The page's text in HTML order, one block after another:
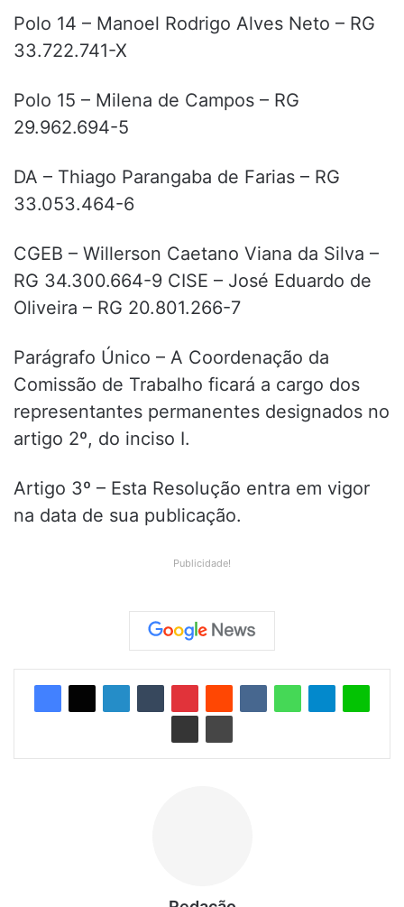
Polo 14 – Manoel Rodrigo Alves Neto – RG
33.722.741-X
Polo 15 – Milena de Campos – RG
29.962.694-5
DA – Thiago Parangaba de Farias – RG
33.053.464-6
CGEB – Willerson Caetano Viana da Silva –
RG 34.300.664-9 CISE – José Eduardo de
Oliveira – RG 20.801.266-7
Parágrafo Único – A Coordenação da
Comissão de Trabalho ficará a cargo dos
representantes permanentes designados no
artigo 2º, do inciso I.
Artigo 3º – Esta Resolução entra em vigor
na data de sua publicação.
Publicidade!